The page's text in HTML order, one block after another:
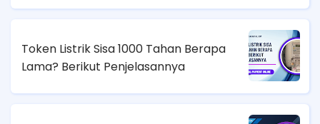
Token Listrik Sisa 1000 Tahan Berapa
Lama? Berikut Penjelasannya